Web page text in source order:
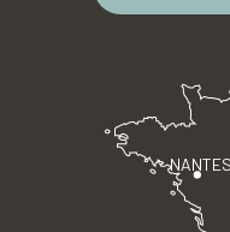
NANTES